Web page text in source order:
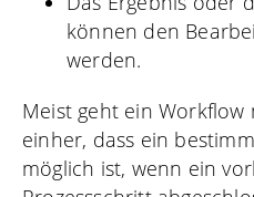
können den
werden.
Meist geht ein Workflow
einher, dass ein
möglich ist, wenn ein